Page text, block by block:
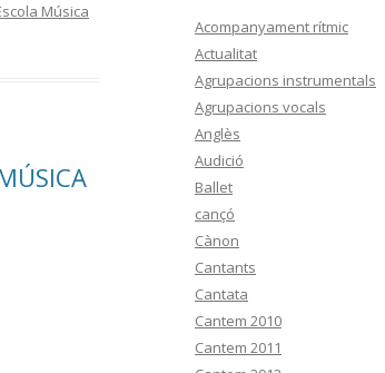
Música
Acompanyament rítmic
Actualitat
Agrupacions instrumentals
Agrupacions vocals
Anglès
Audició
Ballet
cançó
Cànon
Cantants
Cantata
Cantem 2010
Cantem 2011